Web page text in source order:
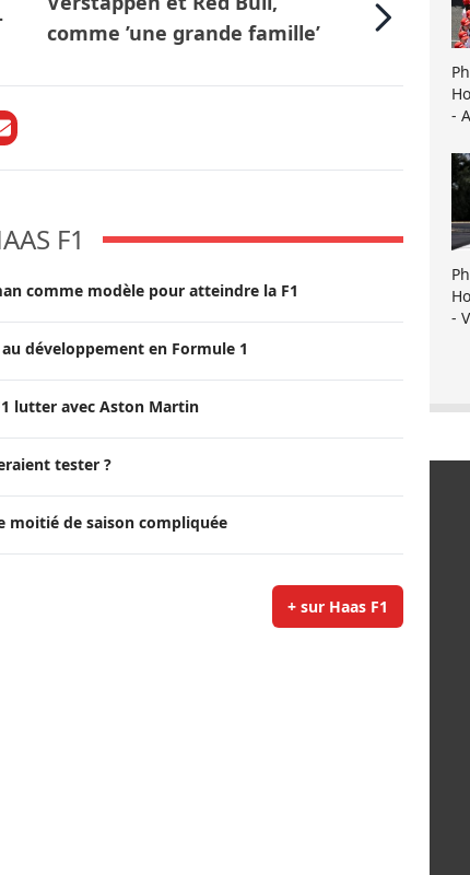
comme ’une grande famille’
F1
comme modèle pour atteindre la F1
développement en Formule 1
lutter avec Aston Martin
tester ?
moitié de saison compliquée
+ sur Haas F1
-
-